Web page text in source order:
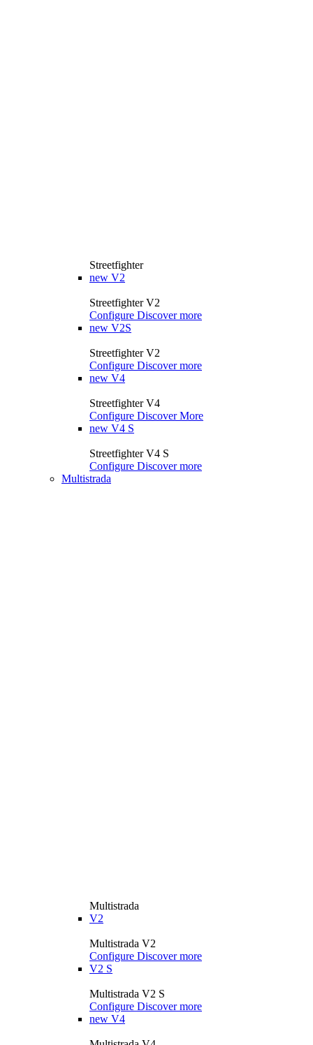
Streetfighter
new V2
Streetfighter V2
Configure Discover more
new V2S
Streetfighter V2
Configure Discover more
new V4
Streetfighter V4
Configure Discover More
new V4 S
Streetfighter V4 S
Configure Discover more
Multistrada
Multistrada
V2
Multistrada V2
Configure Discover more
V2 S
Multistrada V2 S
Configure Discover more
new V4